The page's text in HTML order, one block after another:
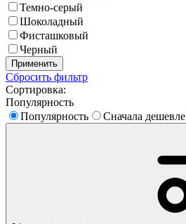
Темно-серый
Шоколадный
Фисташковый
Черный
Применить
Сбросить фильтр
Сортировка:
Популярность
Популярность
Сначала дешевле